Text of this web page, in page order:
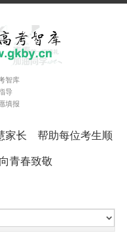
智库
导
填报
长 帮助每位考生顺
青春致敬